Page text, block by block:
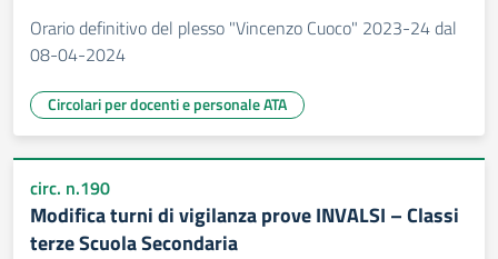
Orario definitivo del plesso "Vincenzo Cuoco" 2023-24 dal
08-04-2024
Circolari per docenti e personale ATA
circ. n.190
Modifica turni di vigilanza prove INVALSI – Classi
terze Scuola Secondaria